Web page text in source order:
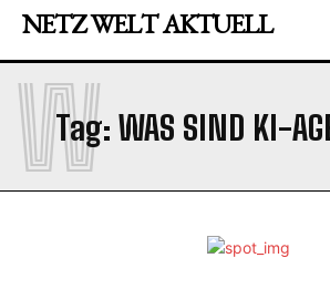
NETZ WELT AKTUELL
Tag: WAS SIND KI-
W